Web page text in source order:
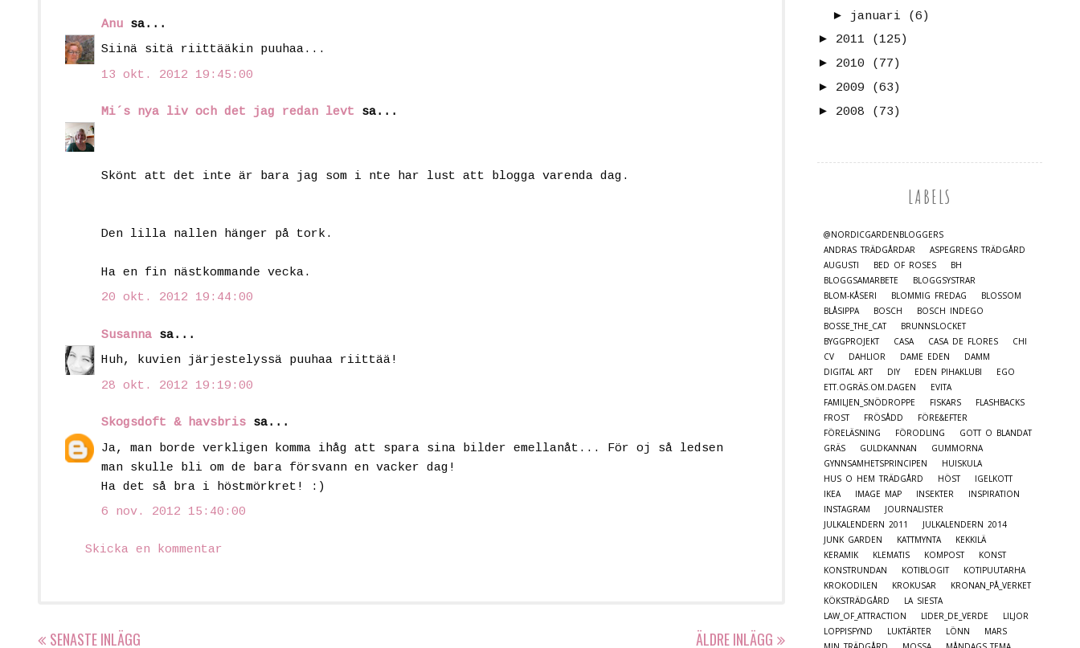
Anu sa...
Siinä sitä riittääkin puuhaa...
13 okt. 2012 19:45:00
Mi´s nya liv och det jag redan levt sa...
Skönt att det inte är bara jag som i nte har lust att blogga varenda dag.
Den lilla nallen hänger på tork.
Ha en fin nästkommande vecka.
20 okt. 2012 19:44:00
Susanna sa...
Huh, kuvien järjestelyssä puuhaa riittää!
28 okt. 2012 19:19:00
Skogsdoft & havsbris sa...
Ja, man borde verkligen komma ihåg att spara sina bilder emellanåt... För oj så ledsen
man skulle bli om de bara försvann en vacker dag!
Ha det så bra i höstmörkret! :)
6 nov. 2012 15:40:00
Skicka en kommentar
SENASTE INLÄGG ÄLDRE INLÄGG
► januari
(6)
► 2011
(125)
► 2010
(77)
► 2009
(63)
► 2008 (73)
LABELS
@NORDICGARDENBLOGGERS
ANDRAS TRÄDGÅRDAR
ASPEGRENS TRÄDGÅRD
AUGUSTI
BED OF ROSES
BH
BLOGGSAMARBETE
BLOGGSYSTRAR
BLOM-KÅSERI
BLOMMIG FREDAG
BLOSSOM
BLÅSIPPA
BOSCH
BOSCH INDEGO
BOSSE_THE_CAT
BRUNNSLOCKET
BYGGPROJEKT
CASA CASA DE FLORES
CHI
CV
DAHLIOR DAME EDEN
DAMM
DIGITAL ART
DIY EDEN PIHAKLUBI
EGO
ETT.OGRÄS.OM.DAGEN
EVITA
FAMILJEN_SNÖDROPPE
FISKARS
FLASHBACKS
FROST
FRÖSÅDD
FÖRE&EFTER
FÖRELÄSNING
FÖRODLING
GOTT O BLANDAT
GRÄS
GULDKANNAN
GUMMORNA
GYNNSAMHETSPRINCIPEN
HUISKULA
HUS O HEM TRÄDGÅRD
HÖST
IGELKOTT
IKEA
IMAGE MAP INSEKTER
INSPIRATION
INSTAGRAM
JOURNALISTER
JULKALENDERN 2011
JULKALENDERN 2014
JUNK GARDEN
KATTMYNTA
KEKKILÄ
KERAMIK
KLEMATIS KOMPOST
KONST
KONSTRUNDAN
KOTIBLOGIT
KOTIPUUTARHA
KROKODILEN
KROKUSAR
KRONAN_PÅ_VERKET
KÖKSTRÄDGÅRD
LA SIESTA
LAW_OF_ATTRACTION
LIDER_DE_VERDE
LILJOR
LOPPISFYND
LUKTÄRTER LÖNN
MARS